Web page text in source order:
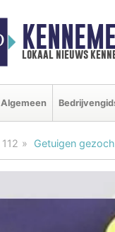
lokaal nieuws
Algemeen
112 Getuigen